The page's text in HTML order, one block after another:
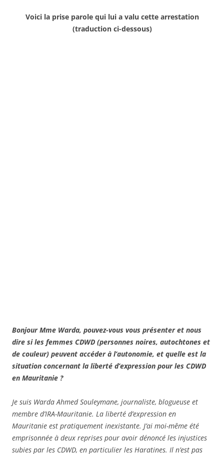
Voici la prise parole qui lui a valu cette arrestation
(traduction ci-dessous)
Bonjour Mme Warda, pouvez-vous vous présenter et nous
dire si les femmes CDWD (personnes noires, autochtones et
de couleur) peuvent accéder à l’autonomie, et quelle est la
situation concernant la liberté d’expression pour les CDWD
en Mauritanie ?
Je suis Warda Ahmed Souleymane, journaliste, blogueuse et
membre d’IRA-Mauritanie. La liberté d’expression en
Mauritanie est pratiquement inexistante. J’ai moi-même été
emprisonnée à deux reprises pour avoir dénoncé les injustices
subies par les CDWD, en particulier les Haratines. Il n’est pas